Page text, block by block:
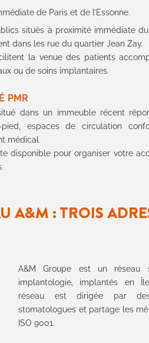
de Paris et de l’Essonne.
situés à proximité immédiate
dans les rue du quartier Jean Zay.
la venue des patients
ou de soins implantaires.
PMR
dans un immeuble récent
espaces de circulation
médical.
disponible pour organiser votre
A&M : TROIS
A&M Groupe est un réseau
implantologie, implantés en
réseau est dirigée par des
stomatologues et partage les
ISO 9001.